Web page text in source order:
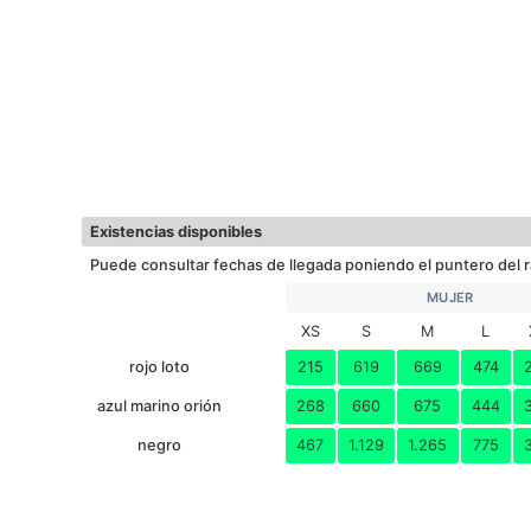
Existencias disponibles
Puede consultar fechas de llegada poniendo el puntero del
MUJER
XS S M L
rojo loto
215 619 669 474
azul marino orión 268 660 675 444
negro 467 1.129 1.265 775